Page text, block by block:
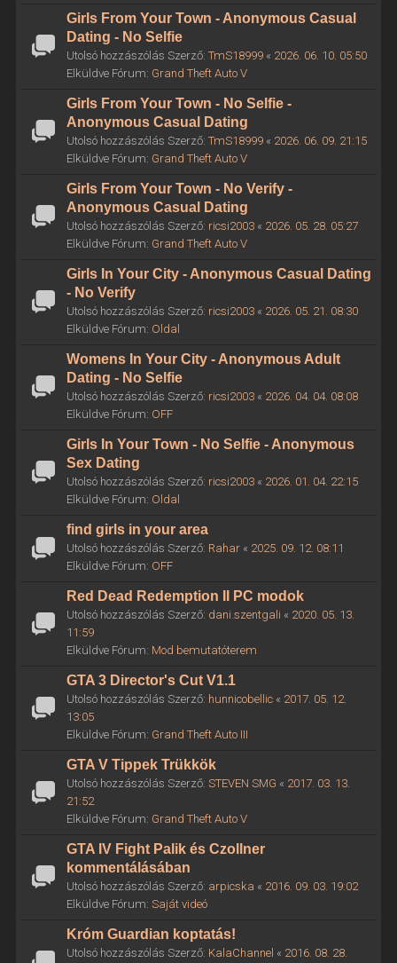
Girls From Your Town - Anonymous Casual
Dating - No Selfie
Utolsó hozzászólás Szerző: TmS18999« 2026. 06. 10. 05:50
Elküldve Fórum: Grand Theft Auto V
Girls From Your Town - No Selfie -
Anonymous Casual Dating
Utolsó hozzászólás Szerző: TmS18999« 2026. 06. 09. 21:15
Elküldve Fórum: Grand Theft Auto V
Girls From Your Town - No Verify -
Anonymous Casual Dating
Utolsó hozzászólás Szerző: ricsi2003« 2026. 05. 28. 05:27
Elküldve Fórum: Grand Theft Auto V
Girls In Your City - Anonymous Casual Dating
- No Verify
Utolsó hozzászólás Szerző: ricsi2003« 2026. 05. 21. 08:30
Elküldve Fórum: Oldal
Womens In Your City - Anonymous Adult
Dating - No Selfie
Utolsó hozzászólás Szerző: ricsi2003« 2026. 04. 04. 08:08
Elküldve Fórum: OFF
Girls In Your Town - No Selfie - Anonymous
Sex Dating
Utolsó hozzászólás Szerző: ricsi2003« 2026. 01. 04. 22:15
Elküldve Fórum: Oldal
find girls in your area
Utolsó hozzászólás Szerző: Rahar« 2025. 09. 12. 08:11
Elküldve Fórum: OFF
Red Dead Redemption II PC modok
Utolsó hozzászólás Szerző: dani.szentgali « 2020. 05. 13.
11:59
Elküldve Fórum: Mod bemutatóterem
GTA 3 Director's Cut V1.1
Utolsó hozzászólás Szerző: hunnicobellic« 2017. 05. 12.
13:05
Elküldve Fórum: Grand Theft Auto III
GTA V Tippek Trükkök
Utolsó hozzászólás Szerző: STEVEN SMG « 2017. 03. 13.
21:52
Elküldve Fórum: Grand Theft Auto V
GTA IV Fight Palik és Czollner
kommentálásában
Utolsó hozzászólás Szerző: arpicska « 2016. 09. 03. 19:02
Elküldve Fórum: Saját videó
Króm Guardian koptatás!
Utolsó hozzászólás Szerző: KalaChannel « 2016. 08. 28.